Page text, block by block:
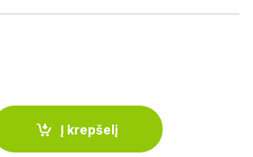
8 dalių su galąstuvu ir
Į krepšelį